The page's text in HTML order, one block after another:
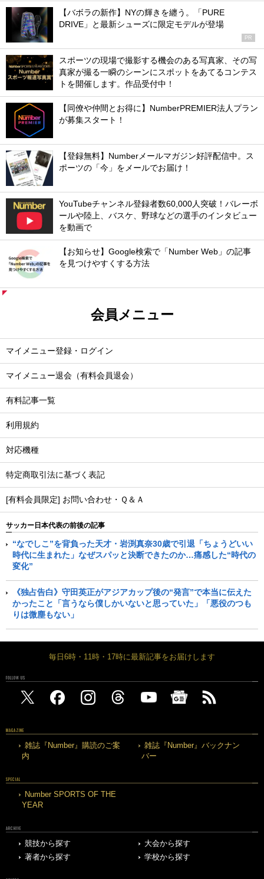
【バボラの新作】NYの輝きを纏う。「PURE
DRIVE」と最新シューズに限定モデルが登場
PR
スポーツの現場で撮影する機会のある写真家、その写
真家が撮る一瞬のシーンにスポットをあてるコンテス
トを開催します。作品受付中！
【同僚や仲間とお得に】NumberPREMIER法人プラン
が募集スタート！
【登録無料】Numberメールマガジン好評配信中。ス
ポーツの「今」をメールでお届け！
YouTubeチャンネル登録者数60,000人突破！バレーボ
ールや陸上、バスケ、野球などの選手のインタビュー
を動画で
【お知らせ】Google検索で「Number Web」の記事
を見つけやすくする方法
会員メニュー
マイメニュー登録・ログイン
マイメニュー退会（有料会員退会）
有料記事一覧
利用規約
対応機種
特定商取引法に基づく表記
[有料会員限定] お問い合わせ・Ｑ＆Ａ
サッカー日本代表の前後の記事
“なでしこ”を背負った天才・岩渕真奈30歳で引退「ちょうどいい
時代に生まれた」なぜスパッと決断できたのか…痛感した“時代の
変化”
《独占告白》守田英正がアジアカップ後の“発言”で本当に伝えた
かったこと「言うなら僕しかいないと思っていた」「悪役のつも
りは微塵もない」
毎日6時・11時・17時に最新記事をお届けします
FOLLOW US
MAGAZINE
雑誌『Number』購読のご案
内
雑誌『Number』バックナン
バー
SPECIAL
Number SPORTS OF THE
YEAR
ARCHIVE
競技から探す
大会から探す
著者から探す
学校から探す